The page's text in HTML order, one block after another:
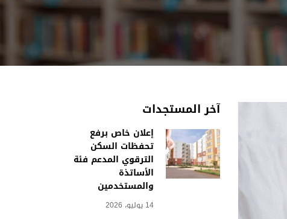
آخر المستجدات
إعلان خاص برفع
تحفظات السكن
الترقوي المدعم فئة
الأساتذة
والمستخدمين
14 يوليو، 2026